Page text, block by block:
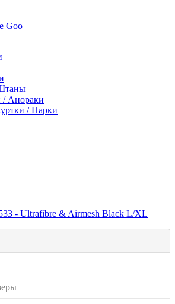
Goo
/ Анораки
/ Парки
- Ultrafibre & Airmesh Black L/XL